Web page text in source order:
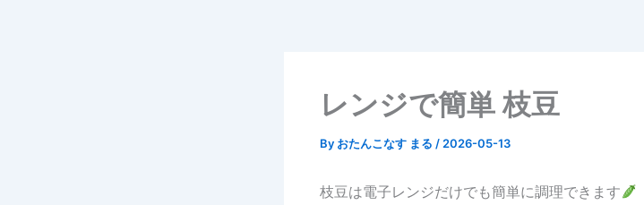
レンジで簡単 枝豆
By おたんこなす まる / 2026-05-13
枝豆は電子レンジだけでも簡単に調理できます